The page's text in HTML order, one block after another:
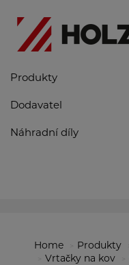
Produkty
Dodavatel
Náhradní díly
Home Produkty
Vrtačky na kov